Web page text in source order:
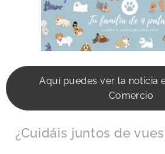
Aquí puedes ver la noticia
Comercio
¿Cuidáis juntos de